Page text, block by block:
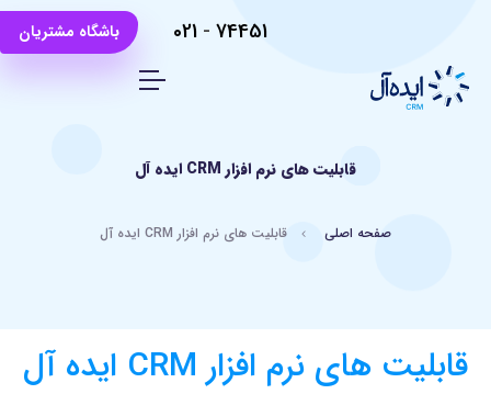
باشگاه مشتریان 74451
-
021
قابلیت های نرم افزار CRM ایده آل
صفحه اصلی قابلیت های نرم افزار CRM ایده آل
قابلیت های نرم افزار CRM ایده آل